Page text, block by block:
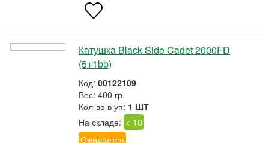
Катушка Black Side Cadet 2000FD
(5+1bb)
Код: 00122109
Вес: 400 гр.
Кол-во в уп: 1 ШТ
На складе: < 10
Ожидается